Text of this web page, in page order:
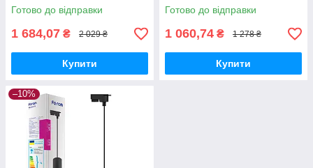
Готово до відправки
1 684,07 ₴ 2 029 ₴
Купити
Готово до відправки
1 060,74 ₴ 1 278 ₴
Купити
–10%